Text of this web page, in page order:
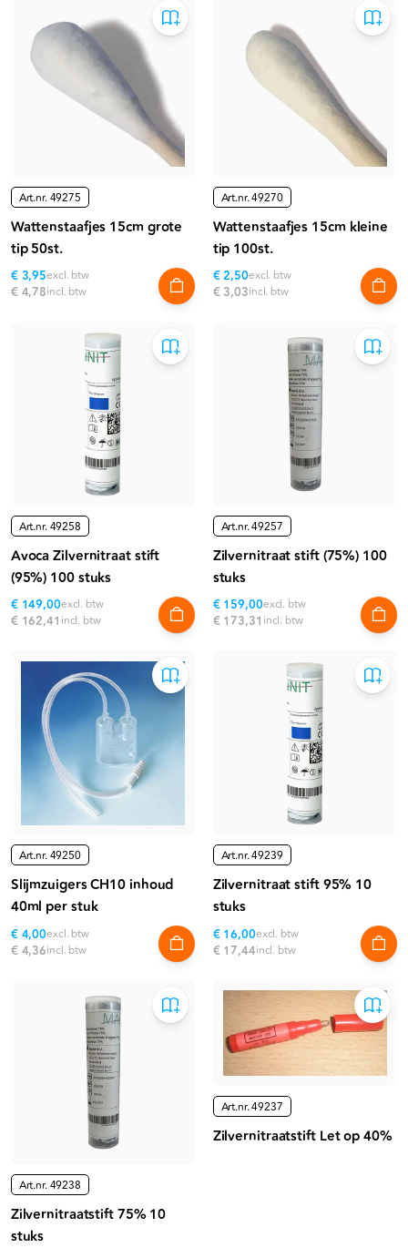
Art.nr.49275
Wattenstaafjes 15cm grote
tip 50st.
€ 3,95excl. btw
€ 4,78incl. btw
Art.nr.49270
Wattenstaafjes 15cm kleine
tip 100st.
€ 2,50excl. btw
€ 3,03incl. btw
Art.nr.49258
Avoca Zilvernitraat stift
(95%) 100 stuks
€ 149,00excl. btw
€ 162,41 incl. btw
Art.nr.49257
Zilvernitraat stift (75%) 100
stuks
€ 159,00excl. btw
€ 173,31 incl. btw
Art.nr.49250
Slijmzuigers CH10 inhoud
40ml per stuk
€ 4,00excl. btw
€ 4,36incl. btw
Art.nr.49239
Zilvernitraat stift 95% 10
stuks
€ 16,00excl. btw
€ 17,44incl. btw
Art.nr.49238
Zilvernitraatstift 75% 10
stuks
Art.nr.49237
Zilvernitraatstift Let op 40%